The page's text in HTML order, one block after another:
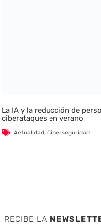
La IA y la reducción de
ciberataques en verano
Actualidad,Ciberseguridad
RECIBE LA